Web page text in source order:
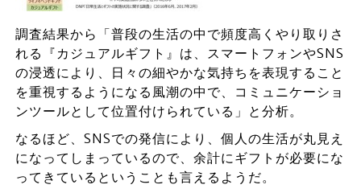
調査結果から「普段の生活の中で頻度高くやり取りさ
れる『カジュアルギフト』は、スマートフォンやSNS
の浸透により、日々の細やかな気持ちを表現すること
を重視するようになる風潮の中で、コミュニケーショ
ンツールとして位置付けられている」と分析。
なるほど、SNSでの発信により、個人の生活が丸見え
になってしまっているので、余計にギフトが必要にな
ってきているということも言えるようだ。